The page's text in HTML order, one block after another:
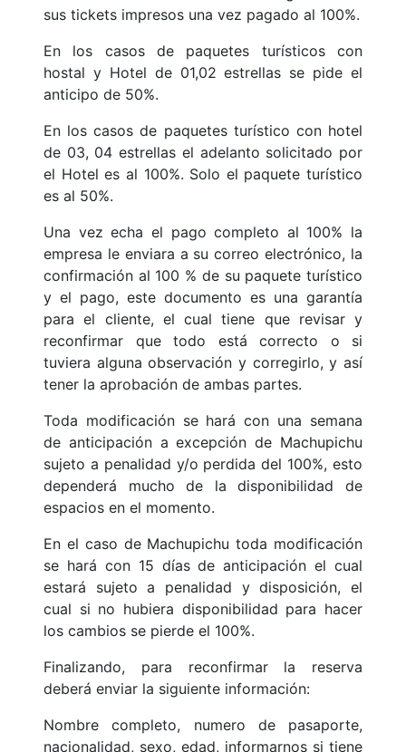
sus tickets impresos una vez pagado al 100%.
En los casos de paquetes turísticos con
hostal y Hotel de 01,02 estrellas se pide el
anticipo de 50%.
En los casos de paquetes turístico con hotel
de 03, 04 estrellas el adelanto solicitado por
el Hotel es al 100%. Solo el paquete turístico
es al 50%.
Una vez echa el pago completo al 100% la
empresa le enviara a su correo electrónico, la
confirmación al 100 % de su paquete turístico
y el pago, este documento es una garantía
para el cliente, el cual tiene que revisar y
reconfirmar que todo está correcto o si
tuviera alguna observación y corregirlo, y así
tener la aprobación de ambas partes.
Toda modificación se hará con una semana
de anticipación a excepción de Machupichu
sujeto a penalidad y/o perdida del 100%, esto
dependerá mucho de la disponibilidad de
espacios en el momento.
En el caso de Machupichu toda modificación
se hará con 15 días de anticipación el cual
estará sujeto a penalidad y disposición, el
cual si no hubiera disponibilidad para hacer
los cambios se pierde el 100%.
Finalizando, para reconfirmar la reserva
deberá enviar la siguiente información:
Nombre completo, numero de pasaporte,
nacionalidad, sexo, edad, informarnos si tiene